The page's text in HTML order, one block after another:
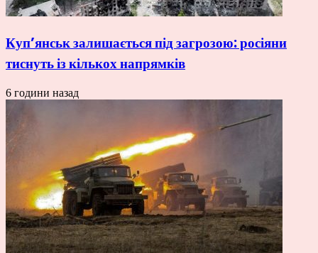
Куп’янськ залишається під загрозою: росіяни
тиснуть із кількох напрямків
6 години назад